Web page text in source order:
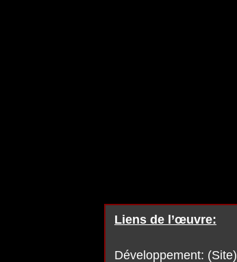
Liens de l’œuvre:
Développement: (Site)